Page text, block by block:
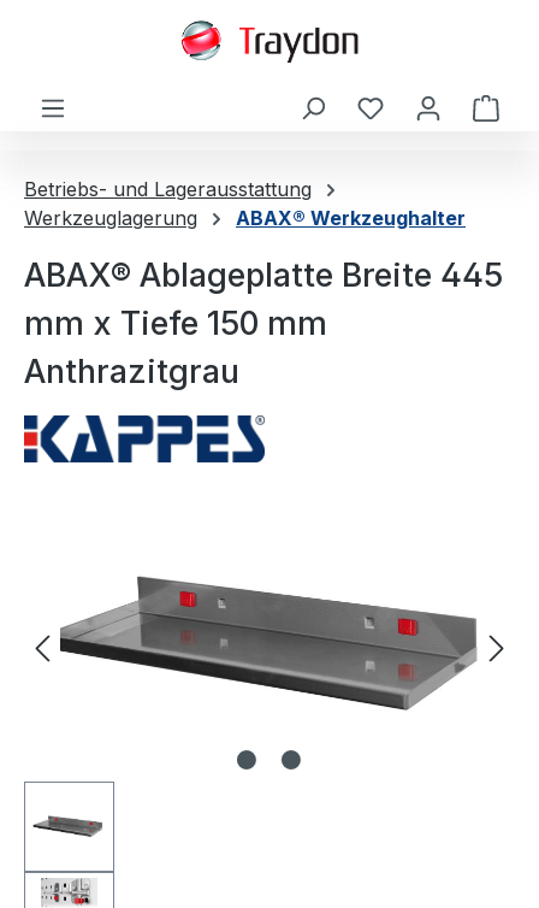
Betriebs- und Lagerausstattung
Werkzeuglagerung
ABAX® Werkzeughalter
ABAX® Ablageplatte Breite 445
mm x Tiefe 150 mm
Anthrazitgrau